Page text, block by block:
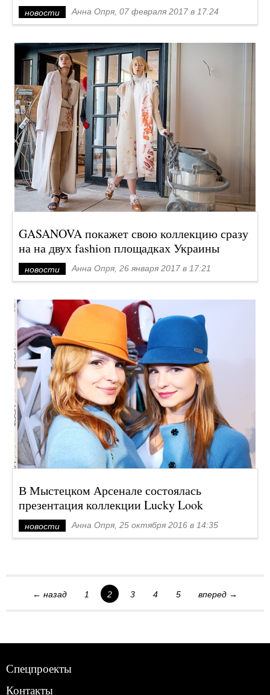
новости Анна Опря, 07 февраля 2017 в 17:24
GASANOVA покажет свою коллекцию сразу
на на двух fashion площадках Украины
новости Анна Опря, 26 января 2017 в 17:21
В Мыстецком Арсенале состоялась
презентация коллекции Lucky Look
новости Анна Опря, 25 октября 2016 в 14:35
← назад 1 2 3 4 5 вперед →
Спецпроекты
Контакты